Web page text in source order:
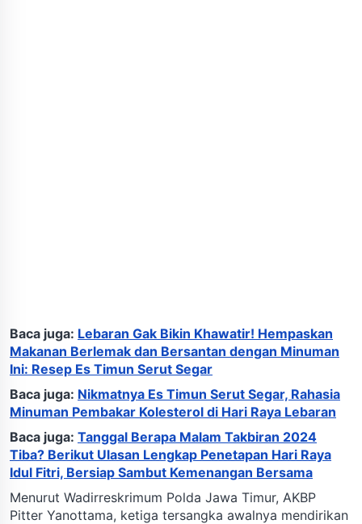
Baca juga: Lebaran Gak Bikin Khawatir! Hempaskan
Makanan Berlemak dan Bersantan dengan Minuman
Ini: Resep Es Timun Serut Segar
Baca juga: Nikmatnya Es Timun Serut Segar, Rahasia
Minuman Pembakar Kolesterol di Hari Raya Lebaran
Baca juga: Tanggal Berapa Malam Takbiran 2024
Tiba? Berikut Ulasan Lengkap Penetapan Hari Raya
Idul Fitri, Bersiap Sambut Kemenangan Bersama
Menurut Wadirreskrimum Polda Jawa Timur, AKBP
Pitter Yanottama, ketiga tersangka awalnya mendirikan